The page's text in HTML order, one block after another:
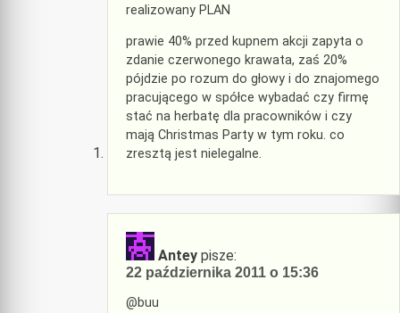
realizowany PLAN
prawie 40% przed kupnem akcji zapyta o
zdanie czerwonego krawata, zaś 20%
pójdzie po rozum do głowy i do znajomego
pracującego w spółce wybadać czy firmę
stać na herbatę dla pracowników i czy
mają Christmas Party w tym roku. co
zresztą jest nielegalne.
Antey pisze:
22 października 2011 o 15:36
@buu